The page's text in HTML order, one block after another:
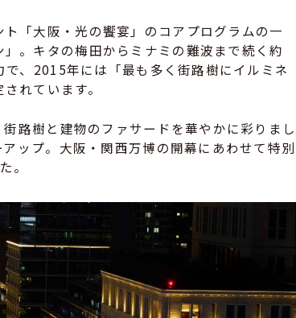
「大阪・光の饗宴」のコアプログラムの一
。キタの梅田からミナミの難波まで続く約
、2015年には「最も多く街路樹にイルミネ
れています。
路樹と建物のファサードを華やかに彩りまし
ップ。大阪・関西万博の開幕にあわせて特別
。